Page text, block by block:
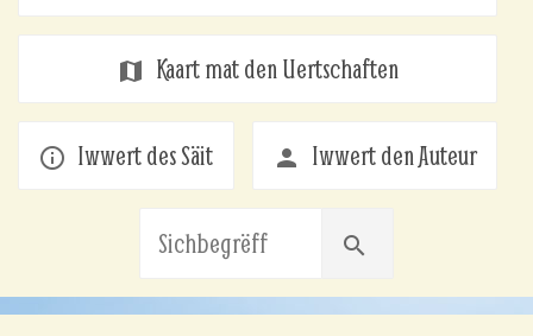
map Kaart mat den Uertschaften
info_outline Iwwert des Säit person Iwwert den Auteur
search